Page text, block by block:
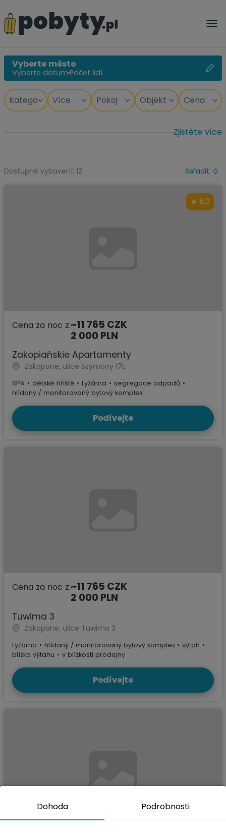
Vyberte město
Vyberte datum Počet lidí
Zjistěte více
Dostupné vybavení: 12 Seřadit
8.2
Cena za noc z:~11 765 CZK
2 000 PLN
Zakopiańskie Apartamenty
Zakopane, ulice Szymony 17E
SPA • dětské hřiště • Lyžárna • segregace odpadů •
hlídaný / monitorovaný bytový komplex
Podívejte
Cena za noc z:~11 765 CZK
2 000 PLN
Tuwima 3
Zakopane, ulice Tuwima 3
Lyžárna • hlídaný / monitorovaný bytový komplex • výtah •
blízko výtahu • v blízkosti prodejny
Podívejte
Dohoda Podrobnosti